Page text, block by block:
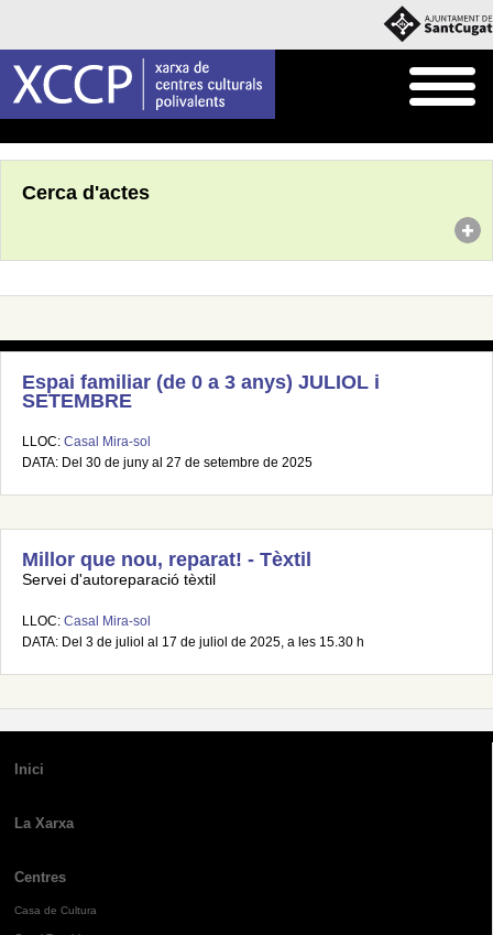
Cerca d'actes
Espai familiar (de 0 a 3 anys) JULIOL i
SETEMBRE
LLOC: Casal Mira-sol
DATA: Del 30 de juny al 27 de setembre de 2025
Millor que nou, reparat! - Tèxtil
Servei d'autoreparació tèxtil
LLOC: Casal Mira-sol
DATA: Del 3 de juliol al 17 de juliol de 2025, a les 15.30 h
Inici
La Xarxa
Centres
Casa de Cultura